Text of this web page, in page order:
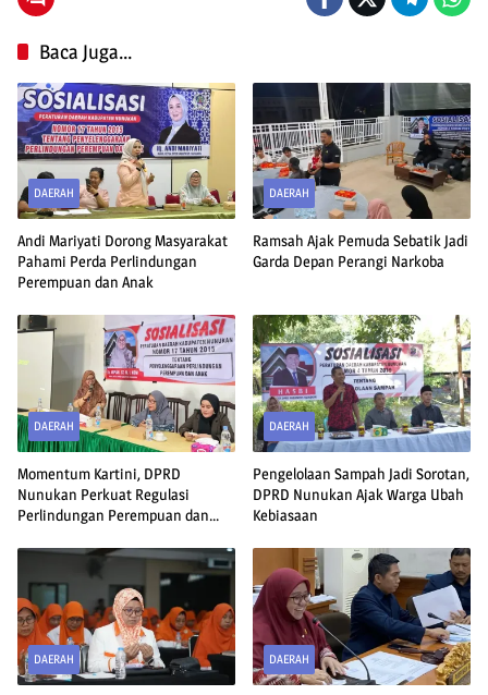
Baca Juga...
DAERAH
Andi Mariyati Dorong Masyarakat
Pahami Perda Perlindungan
Perempuan dan Anak
DAERAH
Ramsah Ajak Pemuda Sebatik Jadi
Garda Depan Perangi Narkoba
DAERAH
Momentum Kartini, DPRD
Nunukan Perkuat Regulasi
Perlindungan Perempuan dan
DAERAH
Pengelolaan Sampah Jadi Sorotan,
DPRD Nunukan Ajak Warga Ubah
Kebiasaan
DAERAH DAERAH